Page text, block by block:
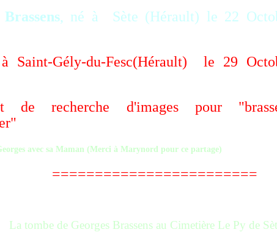
, né à Sète (Hérault) le 22
Saint-Gély-du-Fesc(Hérault) le 29
avec sa Maman (Merci à Marynord pour ce partage)
La tombe de Georges Brassens au Cimetière Le Py de